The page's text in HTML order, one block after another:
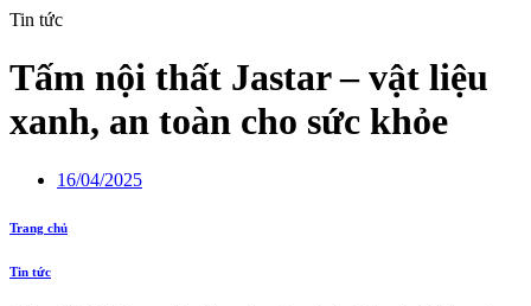
Tin tức
Tấm nội thất Jastar – vật liệu
xanh, an toàn cho sức khỏe
16/04/2025
Trang chủ
Tin tức